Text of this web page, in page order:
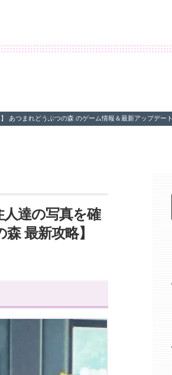
】 あつまれどうぶつの森 のゲーム情報＆最新アップデート
達の写真を確
最新攻略】